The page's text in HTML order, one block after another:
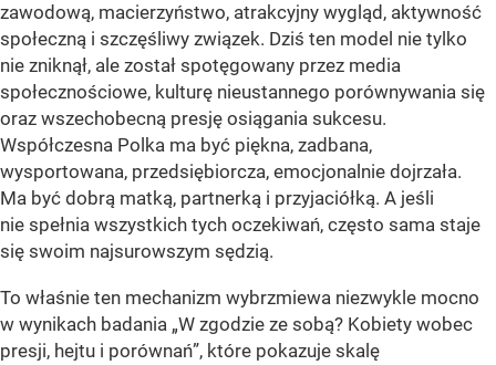
zawodową, macierzyństwo, atrakcyjny wygląd, aktywność
społeczną i szczęśliwy związek. Dziś ten model nie tylko
nie zniknął, ale został spotęgowany przez media
społecznościowe, kulturę nieustannego porównywania się
oraz wszechobecną presję osiągania sukcesu.
Współczesna Polka ma być piękna, zadbana,
wysportowana, przedsiębiorcza, emocjonalnie dojrzała.
Ma być dobrą matką, partnerką i przyjaciółką. A jeśli
nie spełnia wszystkich tych oczekiwań, często sama staje
się swoim najsurowszym sędzią.
To właśnie ten mechanizm wybrzmiewa niezwykle mocno
w wynikach badania „W zgodzie ze sobą? Kobiety wobec
presji, hejtu i porównań”, które pokazuje skalę